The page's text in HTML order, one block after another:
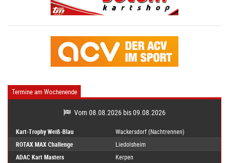
Termine am Wochenende
Vom 08.08.2026 bis 09.08.2026
Kart-Trophy Weiß-Blau
Wackersdorf (Nachtrennen)
ROTAX MAX Challenge
Liedolsheim
ADAC Kart Masters
Kerpen